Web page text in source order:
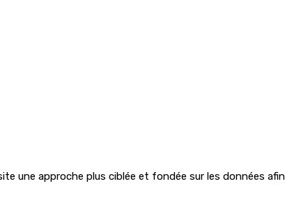
une approche plus ciblée et fondée sur les données afin